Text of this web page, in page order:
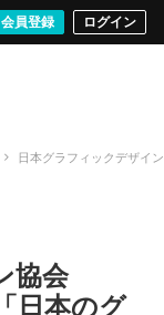
会員登録 ログイン
音楽・映像 ゲームストリート
日本グラフィックデザイ
協会
日本のグ